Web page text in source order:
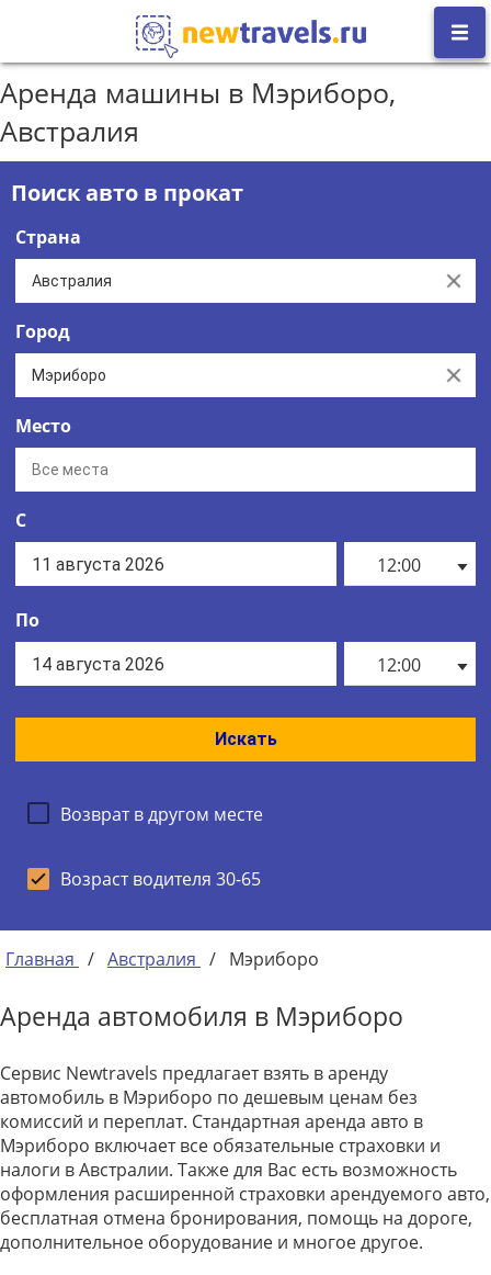
Аренда машины в Мэриборо,
Австралия
Поиск авто в прокат
Страна
Clear
Город
Clear
Место
С
12:00
По
12:00
Искать
Возврат в другом месте
Возраст водителя 30-65
Главная / Австралия / Мэриборо
Аренда автомобиля в Мэриборо
Сервис Newtravels предлагает взять в аренду
автомобиль в Мэриборо по дешевым ценам без
комиссий и переплат. Стандартная аренда авто в
Мэриборо включает все обязательные страховки и
налоги в Австралии. Также для Вас есть возможность
оформления расширенной страховки арендуемого авто,
бесплатная отмена бронирования, помощь на дороге,
дополнительное оборудование и многое другое.